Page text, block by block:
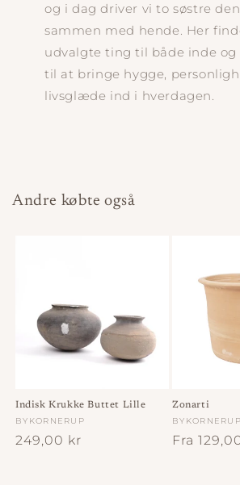
og i dag driver vi to søstre
sammen med hende. Her
udvalgte ting til både inde og
til at bringe hygge,
livsglæde ind i hverdagen.
Andre købte også
Indisk Krukke Buttet Lille
Forhandler:
BYKORNERUP
Normalpris
249,00 kr
Zonarti
Forhandler:
BYKORNERUP
Fra